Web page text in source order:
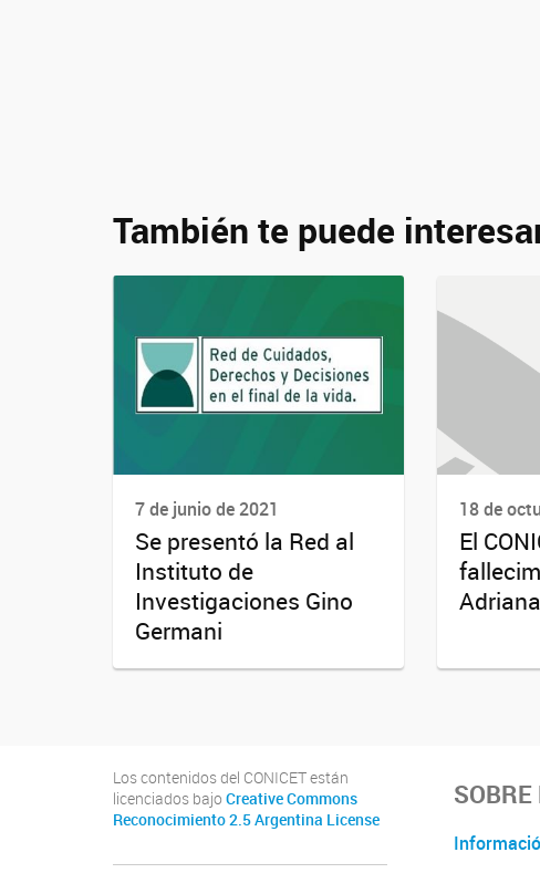
También te puede
7 de junio de 2021
Se presentó la Red al
Instituto de
Investigaciones Gino
Germani
18 de
El
Los contenidos del CONICET están
licenciados bajo Creative Commons
Reconocimiento 2.5 Argentina License
SOBRE